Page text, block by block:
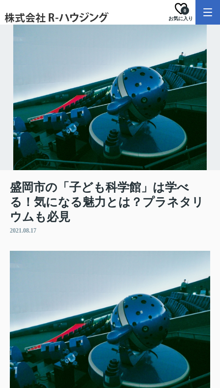
お気に入り
0
盛岡市の「子ども科学館」は学べ
る！気になる魅力とは？プラネタリ
ウムも必見
2021.08.17